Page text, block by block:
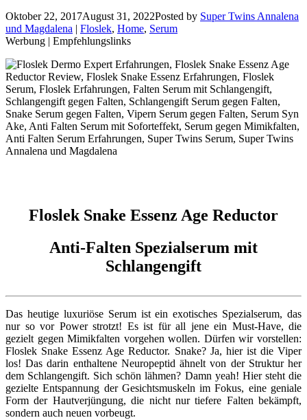
Oktober 22, 2017August 31, 2022Posted by Super Twins Annalena
und Magdalena | Floslek, Home, Serum
Werbung | Empfehlungslinks
Floslek Snake Essenz Age Reductor
Anti-Falten Spezialserum mit
Schlangengift
Das heutige luxuriöse Serum ist ein exotisches Spezialserum, das
nur so vor Power strotzt! Es ist für all jene ein Must-Have, die
gezielt gegen Mimikfalten vorgehen wollen. Dürfen wir vorstellen:
Floslek Snake Essenz Age Reductor. Snake? Ja, hier ist die Viper
los! Das darin enthaltene Neuropeptid ähnelt von der Struktur her
dem Schlangengift. Sich schön lähmen? Damn yeah! Hier steht die
gezielte Entspannung der Gesichtsmuskeln im Fokus, eine geniale
Form der Hautverjüngung, die nicht nur tiefere Falten bekämpft,
sondern auch neuen vorbeugt.